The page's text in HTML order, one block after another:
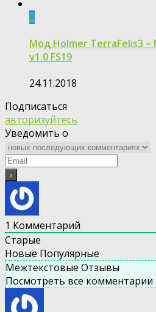
0
Мод Holmer TerraFelis3
v1.0 FS19
24.11.2018
Подписаться
авторизуйтесь
Уведомить о
1 Комментарий
Старые
Новые Популярные
Межтекстовые Отзывы
Посмотреть все комментарии